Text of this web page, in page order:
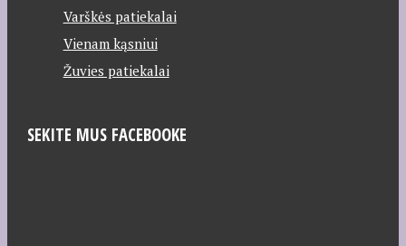
Varškės patiekalai
Vienam kąsniui
Žuvies patiekalai
SEKITE MUS FACEBOOKE